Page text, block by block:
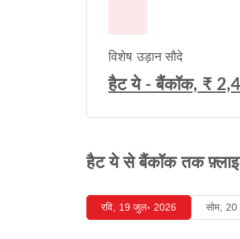
विशेष उड़ान सौदे
हैट ये - बैंकॉक, ₹
हैट ये से बैंकॉक तक
रवि, 19 जुल॰ 2026 सोम,